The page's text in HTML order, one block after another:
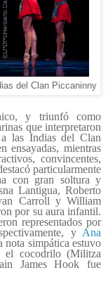
del Clan Piccaninny
y triunfó como
que interpretaron
las Indias del Clan
ensayadas, mientras
convincentes,
particularmente
con gran soltura y
Lantigua, Roberto
Carroll y William
por su aura infantil.
representados por
y Ana
simpática estuvo
el cocodrilo (Militza
James Hook fue